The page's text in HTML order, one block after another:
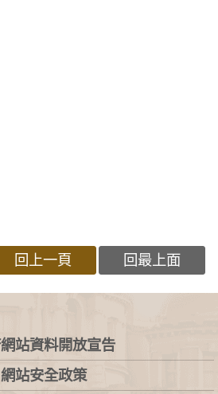
回上一頁 回最上面
站資料開放宣告
網站安全政策